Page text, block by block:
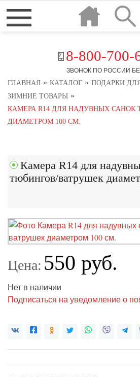
8-800-700-
ЗВОНОК ПО РОССИИ
ГЛАВНАЯ » КАТАЛОГ » ПОДАРКИ
ЗИМНИЕ ТОВАРЫ »
КАМЕРА R14 ДЛЯ НАДУВНЫХ
ДИАМЕТРОМ 100 СМ.
Камера R14 для
тюбингов/ватрушек
Цена: 550 руб.
Нет в наличии
Подписаться на уведомление о